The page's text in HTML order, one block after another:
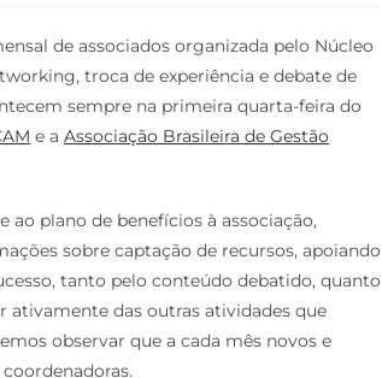
de associados organizada pelo Núcleo
troca de experiência e debate de
sempre na primeira quarta-feira do
e a Associação Brasileira de Gestão
plano de benefícios à associação,
sobre captação de recursos, apoiando
tanto pelo conteúdo debatido, quanto
ativamente das outras atividades que
observar que a cada mês novos e